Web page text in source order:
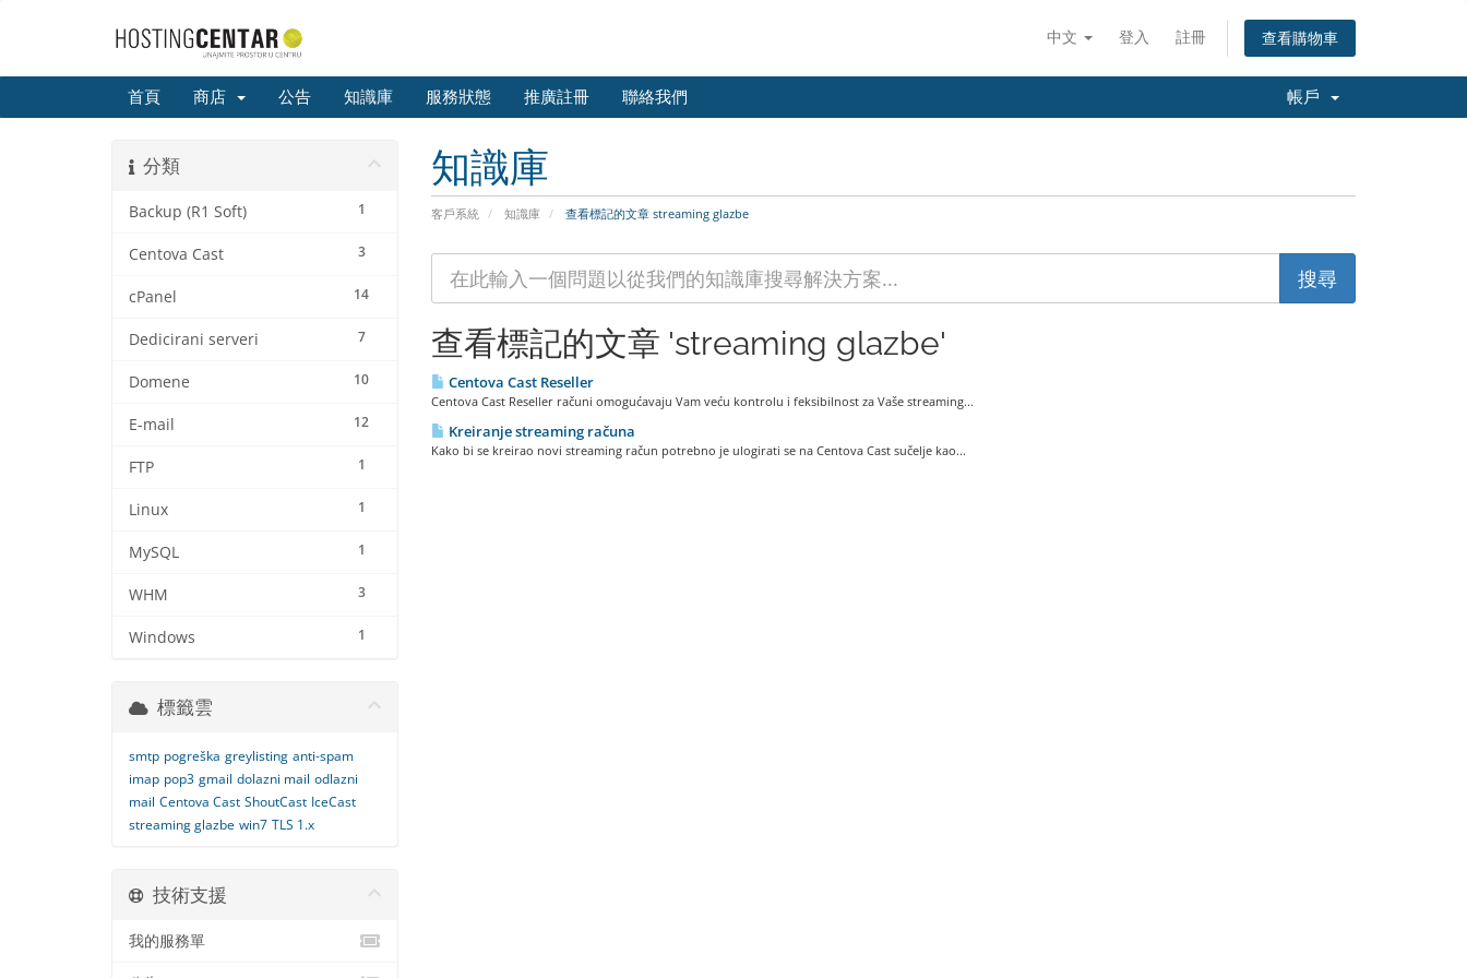
中文 登入 註冊 查看購物車
首頁 商店 公告 知識庫 服務狀態 推廣註冊 聯絡我們 帳戶
知識庫
客戶系統 知識庫 查看標記的文章 streaming glazbe
分類
1
Backup (R1 Soft)
3
Centova Cast
14
cPanel
7
Dedicirani serveri
10
Domene
12
E-mail
1
FTP
1
Linux
1
MySQL
3
WHM
1
Windows
查看標記的文章 'streaming glazbe'
Centova Cast Reseller
Centova Cast Reseller računi omogućavaju Vam veću kontrolu i feksibilnost za Vaše streaming...
Kreiranje streaming računa
Kako bi se kreirao novi streaming račun potrebno je ulogirati se na Centova Cast sučelje kao...
標籤雲
smtp pogreška greylisting anti-spam
imap pop3 gmail dolazni mail odlazni
mail Centova Cast ShoutCast IceCast
streaming glazbe win7 TLS 1.x
技術支援
我的服務單